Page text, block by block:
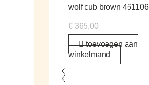
wolf cub brown 461106
€ 365,00
toevoegen aan
winkelmand